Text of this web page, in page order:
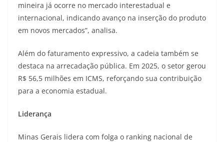
mineira já ocorre no mercado interestadual e
internacional, indicando avanço na inserção do produto
em novos mercados”, analisa.
Além do faturamento expressivo, a cadeia também se
destaca na arrecadação pública. Em 2025, o setor gerou
R$ 56,5 milhões em ICMS, reforçando sua contribuição
para a economia estadual.
Liderança
Minas Gerais lidera com folga o ranking nacional de